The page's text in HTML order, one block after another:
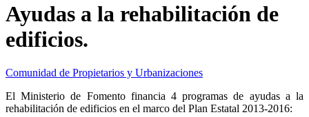
Ayudas a la rehabilitación de
edificios.
Comunidad de Propietarios y Urbanizaciones
El Ministerio de Fomento financia 4 programas de ayudas a la
rehabilitación de edificios en el marco del Plan Estatal 2013-2016: